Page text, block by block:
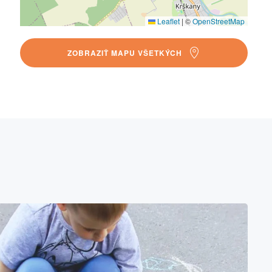
Leaflet | ©OpenStreetMap
ZOBRAZIŤ MAPU VŠETKÝCH